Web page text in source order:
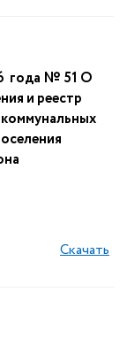
№ 51 О
и реестр
Скачать